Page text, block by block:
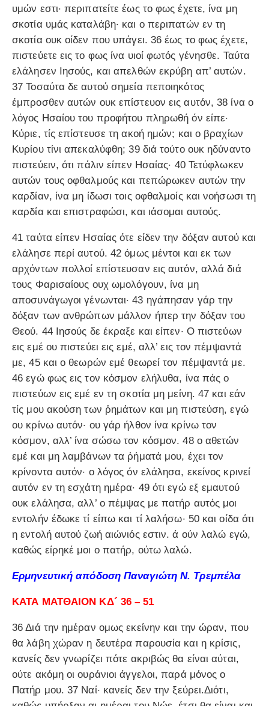
υμών εστι· περιπατείτε έως το φως έχετε, ίνα μη
σκοτία υμάς καταλάβη· και ο περιπατών εν τη
σκοτία ουκ οίδεν που υπάγει. 36 έως το φως έχετε,
πιστεύετε εις το φως ίνα υιοί φωτός γένησθε. Ταύτα
ελάλησεν Ιησούς, και απελθών εκρύβη απ’ αυτών.
37 Τοσαύτα δε αυτού σημεία πεποιηκότος
έμπροσθεν αυτών ουκ επίστευον εις αυτόν, 38 ίνα ο
λόγος Ησαίου του προφήτου πληρωθή όν είπε·
Κύριε, τίς επίστευσε τη ακοή ημών; και ο βραχίων
Κυρίου τίνι απεκαλύφθη; 39 διά τούτο ουκ ηδύναντο
πιστεύειν, ότι πάλιν είπεν Ησαίας· 40 Τετύφλωκεν
αυτών τους οφθαλμούς και πεπώρωκεν αυτών την
καρδίαν, ίνα μη ίδωσι τοις οφθαλμοίς και νοήσωσι τη
καρδία και επιστραφώσι, και ιάσομαι αυτούς.
41 ταύτα είπεν Ησαίας ότε είδεν την δόξαν αυτού και
ελάλησε περί αυτού. 42 όμως μέντοι και εκ των
αρχόντων πολλοί επίστευσαν εις αυτόν, αλλά διά
τους Φαρισαίους ουχ ωμολόγουν, ίνα μη
αποσυνάγωγοι γένωνται· 43 ηγάπησαν γάρ την
δόξαν των ανθρώπων μάλλον ήπερ την δόξαν του
Θεού. 44 Ιησούς δε έκραξε και είπεν· Ο πιστεύων
εις εμέ ου πιστεύει εις εμέ, αλλ’ εις τον πέμψαντά
με, 45 και ο θεωρών εμέ θεωρεί τον πέμψαντά με.
46 εγώ φως εις τον κόσμον ελήλυθα, ίνα πάς ο
πιστεύων εις εμέ εν τη σκοτία μη μείνη. 47 και εάν
τίς μου ακούση των ῥημάτων και μη πιστεύση, εγώ
ου κρίνω αυτόν· ου γάρ ήλθον ίνα κρίνω τον
κόσμον, αλλ’ ίνα σώσω τον κόσμον. 48 ο αθετών
εμέ και μη λαμβάνων τα ῥήματά μου, έχει τον
κρίνοντα αυτόν· ο λόγος όν ελάλησα, εκείνος κρινεί
αυτόν εν τη εσχάτη ημέρα· 49 ότι εγώ εξ εμαυτού
ουκ ελάλησα, αλλ’ ο πέμψας με πατήρ αυτός μοι
εντολήν έδωκε τί είπω και τί λαλήσω· 50 και οίδα ότι
η εντολή αυτού ζωή αιώνιός εστιν. ά ούν λαλώ εγώ,
καθώς είρηκέ μοι ο πατήρ, ούτω λαλώ.
Ερμηνευτική απόδοση Παναγιώτη Ν. Τρεμπέλα
ΚΑΤΑ ΜΑΤΘΑΙΟΝ ΚΔ´ 36 – 51
36 Διά την ημέραν ομως εκείνην και την ώραν, που
θα λάβη χώραν η δευτέρα παρουσία και η κρίσις,
κανείς δεν γνωρίζει πότε ακριβώς θα είναι αύται,
ούτε ακόμη οι ουράνιοι άγγελοι, παρά μόνος ο
Πατήρ μου. 37 Ναί· κανείς δεν την ξεύρει.Διότι,